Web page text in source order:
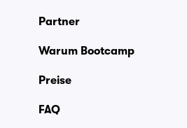
Partner
Warum Bootcamp
Preise
FAQ